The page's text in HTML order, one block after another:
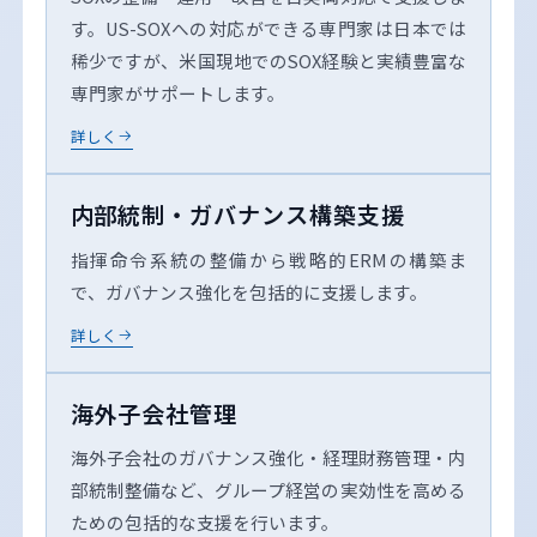
す。US-SOXへの対応ができる専門家は日本では
稀少ですが、米国現地でのSOX経験と実績豊富な
専門家がサポートします。
詳しく
内部統制・ガバナンス構築支援
指揮命令系統の整備から戦略的ERMの構築ま
で、ガバナンス強化を包括的に支援します。
詳しく
海外子会社管理
海外子会社のガバナンス強化・経理財務管理・内
部統制整備など、グループ経営の実効性を高める
ための包括的な支援を行います。